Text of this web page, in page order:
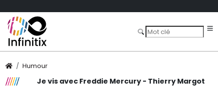
Humour
Je vis avec Freddie Mercury - Thierry Margot